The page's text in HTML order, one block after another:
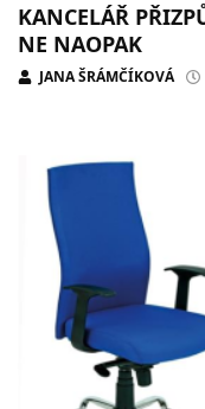
KANCELÁŘ
NE NAOPAK
JANA ŠRÁMČÍKOVÁ